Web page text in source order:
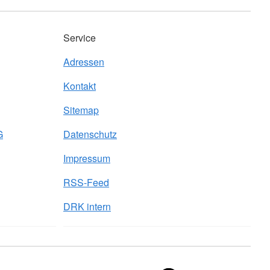
Service
Adressen
Kontakt
Sitemap
Datenschutz
Impressum
RSS-Feed
DRK intern